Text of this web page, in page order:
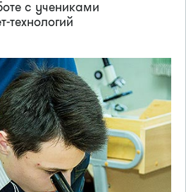
с учениками
технологий